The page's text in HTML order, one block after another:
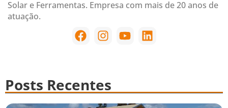
Solar e Ferramentas. Empresa com mais de 20 anos de
atuação.
Posts Recentes